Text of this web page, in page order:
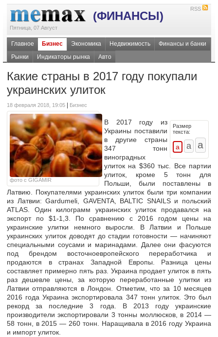
(ФИНАНСЫ)
Пятница, 07 Август
RSS
Главное Бизнес Экономика Недвижимость
Финансы и банки
Рынки
Индикаторы рынка Авто
Какие страны в 2017 году покупали
украинских улиток
18 февраля 2018, 19:05 Бизнес
фото с GIGAMIR
Размер
текста:
В 2017 году из
Украины поставили
в другие страны
347 тонн
виноградных
улиток на $360 тыс. Все партии
улиток, кроме 5 тонн для
Польши, были поставлены в
Латвию. Покупателями украинских улиток были три компании
из Латвии: Gardumeli, GAVENTA, BALTIC SNAILS и польский
ATLAS. Один килограмм украинских улиток продавался на
экспорт по $1-1,3. По сравнению с 2016 годом цены на
украинские улитки немного выросли. В Латвии и Польше
украинских улиток доводят до стадии готовности — начиняют
специальными соусами и маринадами. Далее они фасуются
под брендом восточноевропейского переработчика и
продаются в странах Западной Европы. Разница цены
составляет примерно пять раз. Украина продает улиток в пять
раз дешевле цены, за которую переработанные улитки из
Латвии отправляются в Лондон. Отметим, что за 10 месяцев
2016 года Украина экспортировала 347 тонн улиток. Это был
рекорд за последние 3 года. В 2013 году украинские
производители экспортировали 3 тонны моллюсков, в 2014 —
58 тонн, в 2015 — 260 тонн. Наращивала в 2016 году Украина
и импорт улиток.